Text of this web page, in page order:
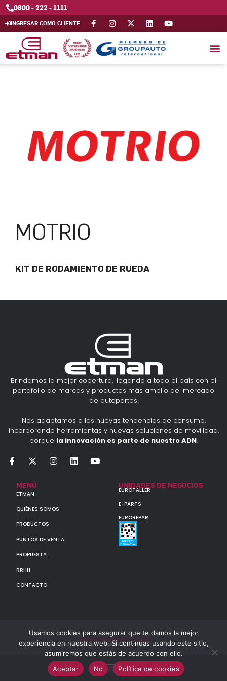
0800 - 222 - 1111
INGRESAR COMO CLIENTE
MOTRIO
KIT DE RODAMIENTO DE RUEDA
Brindamos la mejor cobertura, llegando a todo el país con el
portafolio de marcas y productos más amplio del mercado
de autopartes.
Nos adaptamos a las nuevas tendencias de consumo,
incorporando herramientas y nuevas soluciones de movilidad,
porque la innovación es parte de nuestro ADN.
MENÚ
ETMAN
QUIÉNES SOMOS
PRODUCTOS
PUNTOS DE VENTA
PROPUESTA
RRHH
CONTACTO
UNIDADES DE NEGOCIOS
EUROTALLER
E-PARTS
EUROREPAR
GRUPO ETMAN : : 2026
Todos los derechos reservados a MULTIORIGINAL PARTS S.A. (CUIT: 30-60142852-7)
Usamos cookies para asegurar que te damos la mejor
experiencia en nuestra web. Si continúas usando este sitio,
asumiremos que estás de acuerdo con ello.
Aceptar
No Política de cookies